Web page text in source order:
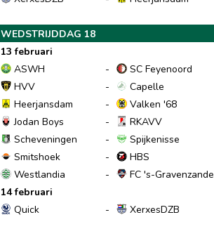
WEDSTRIJDDAG 18
13 februari
ASWH
-
SC Feyenoord
HVV
-
Capelle
Heerjansdam
-
Valken '68
Jodan Boys
-
RKAVV
Scheveningen
-
Spijkenisse
Smitshoek
-
HBS
Westlandia
-
FC 's-Gravenzande
14 februari
Quick
- XerxesDZB